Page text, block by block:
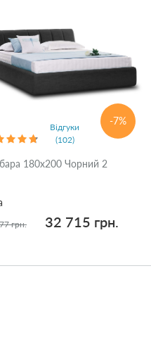
-7%
Відгуки
(102)
180x200 Чорний 2
грн. 32 715 грн.